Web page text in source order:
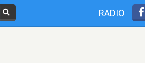
RADIO